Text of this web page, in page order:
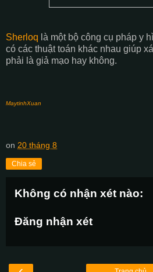
Sherloq là một bộ công cụ pháp y
có các thuật toán khác nhau giúp
phải là giả mạo hay không.
MaytinhXuan
on 20 tháng 8
Chia sẻ
Không có nhận xét nào:
Đăng nhận xét